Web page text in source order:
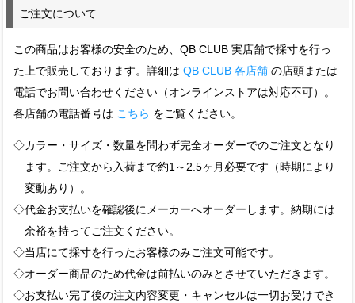
ご注文について
この商品はお客様の安全のため、QB CLUB 実店舗で採寸を行っ
た上で販売しております。詳細はQB CLUB 各店舗 の店頭または
電話でお問い合わせください（オンラインストアは対応不可）。
各店舗の電話番号は こちら をご覧ください。
◇カラー・サイズ・数量を問わず完全オーダーでのご注文となり
ます。ご注文から入荷まで約1～2.5ヶ月必要です（時期により
変動あり）。
◇代金お支払いを確認後にメーカーへオーダーします。納期には
余裕を持ってご注文ください。
◇当店にて採寸を行ったお客様のみご注文可能です。
◇オーダー商品のため代金は前払いのみとさせていただきます。
◇お支払い完了後の注文内容変更・キャンセルは一切お受けでき